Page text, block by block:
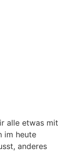
alle etwas mit
im heute
anderes